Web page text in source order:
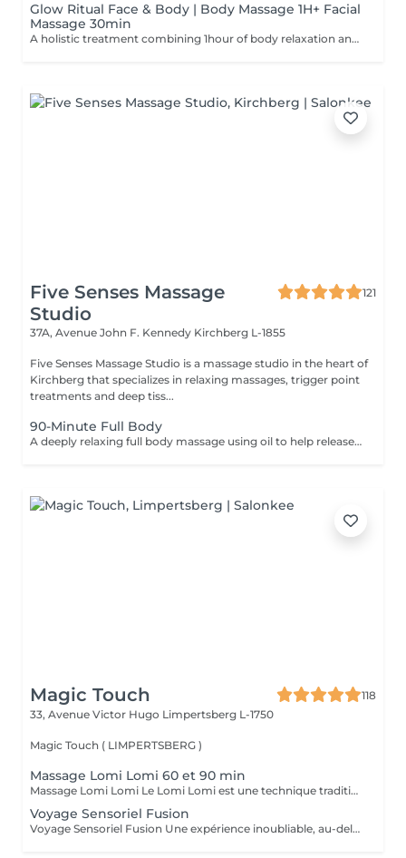
Glow Ritual Face & Body | Body Massage 1H+ Facial
Massage 30min
A holistic treatment combining 1hour of body relaxation and 30min of facial massage for complete rejuvenation. Why clients choose it: - Full relaxation - Skin + body experience - Signature SPA feeling
Five Senses Massage
Studio
121
37A, Avenue John F. Kennedy Kirchberg L-1855
Five Senses Massage Studio is a massage studio in the heart of
Kirchberg that specializes in relaxing massages, trigger point
treatments and deep tiss...
90-Minute Full Body
A deeply relaxing full body massage using oil to help release tension, calm the nervous system, and restore overall wellbeing. The treatment typically includes the feet, legs (front and back), back, arms, shoulders, and neck. Pressure and focus areas can be adjusted according to your needs and preferences and discussed before the session.
Magic Touch
118
33, Avenue Victor Hugo Limpertsberg L-1750
Magic Touch ( LIMPERTSBERG )
Massage Lomi Lomi 60 et 90 min
Massage Lomi Lomi Le Lomi Lomi est une technique traditionnelle hawaïenne qui va bien au-delà du simple toucher c'est une invitation à l'harmonie entre le corps, l'esprit et l'âme. Avec des mouvements longs, fluides et rythmés, rappelant le va-et-vient des vagues de l'océan, le praticien enveloppe le corps avec ses mains et ses avant-bras, créant une expérience d'accueil profond. Bienfaits : Relaxation profonde Soulagement des tensions musculaires Amélioration de la circulation et de l'énergie vitale Sensation de légèreté, de renouveau et de bien-être Un véritable câlin sous forme de soin.
Voyage Sensoriel Fusion
Voyage Sensoriel Fusion Une expérience inoubliable, au-delà du massage Plus qu'un simple massage, c'est une véritable expérience immersive qui invite à l'harmonie entre le corps, l'esprit et l'âme. Grâce à des mouvements longs, fluides et enveloppants, associés à la puissance de la luminothérapie, de l'aromathérapie, de la musicothérapie et de l'alignement des chakras, vous êtes transporté(e) dans un univers unique de détente et de connexion intérieure. Les bienfaits : Libération des tensions physiques et mentales Réduction immédiate du stress Circulation d'énergie et sensation de vitalité Bien-être profond, légèreté et renouveau Une expérience inoubliable comme un voyage qui réveille tous vos sens.